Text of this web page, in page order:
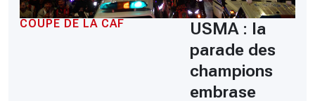
COUPE DE LA CAF
USMA : la
parade des
champions
embrase